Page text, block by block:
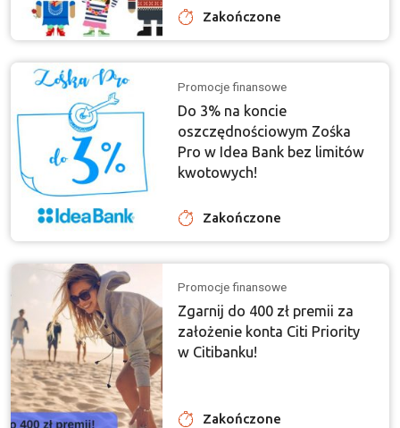
Zakończone
Promocje finansowe
Do 3% na koncie
oszczędnościowym Zośka
Pro w Idea Bank bez limitów
kwotowych!
Zakończone
Promocje finansowe
Zgarnij do 400 zł premii za
założenie konta Citi Priority
w Citibanku!
Zakończone